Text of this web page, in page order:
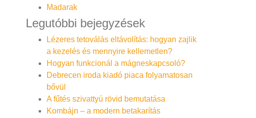
Madarak
Legutóbbi bejegyzések
Lézeres tetoválás eltávolítás: hogyan zajlik
a kezelés és mennyire kellemetlen?
Hogyan funkcionál a mágneskapcsoló?
Debrecen iroda kiadó piaca folyamatosan
bővül
A fűtés szivattyú rövid bemutatása
Kombájn – a modern betakarítás